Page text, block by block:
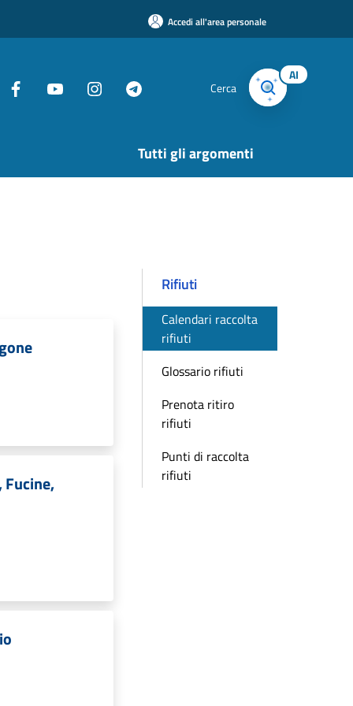
Accedi all'area personale
Cerca
AI
Tutti gli argomenti
Fucine,
Rifiuti
Calendari raccolta
rifiuti
Glossario rifiuti
Prenota ritiro
rifiuti
Punti di raccolta
rifiuti